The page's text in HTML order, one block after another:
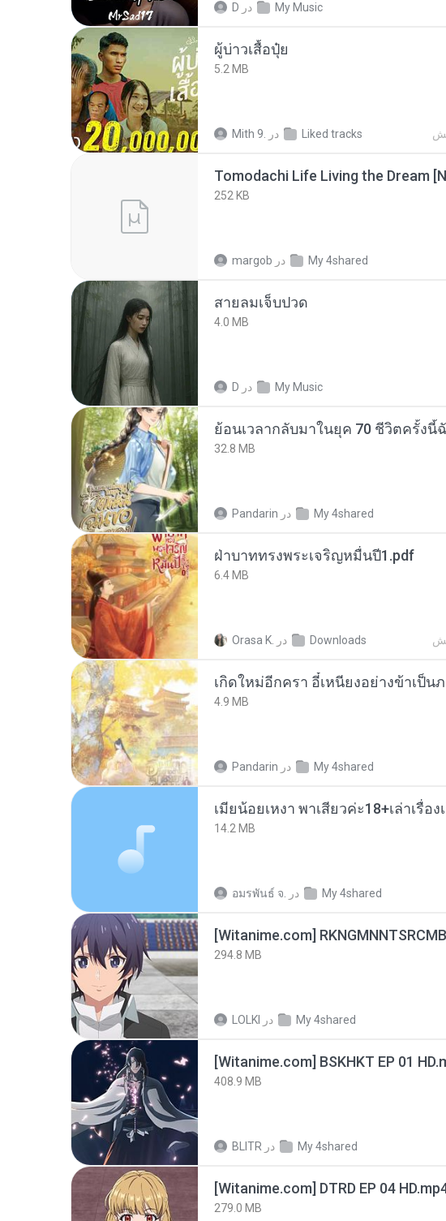
D در My Music
ผู้บ่าวเสื้อปุ๋ย
5.2 MB
Mith 9. در Liked tracks
252 KB
margob در My 4shared
สายลมเจ็บปวด
4.0 MB
D در My Music
32.8 MB
Pandarin در My 4shared
ฝ่าบาททรงพระเจริญหมื่นปี1.pdf
6.4 MB
Orasa K. در Downloads
4.9 MB
Pandarin در My 4shared
14.2 MB
อมรพันธ์ จ. در My 4shared
294.8 MB
LOLKI در My 4shared
[Witanime.com] BSKHKT EP 01
408.9 MB
BLITR در My 4shared
[Witanime.com] DTRD EP 04
279.0 MB